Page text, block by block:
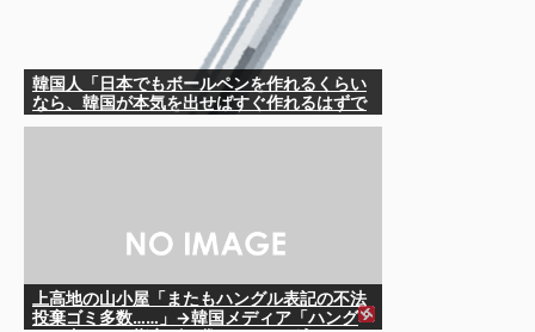
韓国人「日本でもボールペンを作れるくらい
なら、韓国が本気を出せばすぐ作れるはずで
上高地の山小屋「またもハングル表記の不法
投棄ゴミ多数……」→韓国メディア「ハング